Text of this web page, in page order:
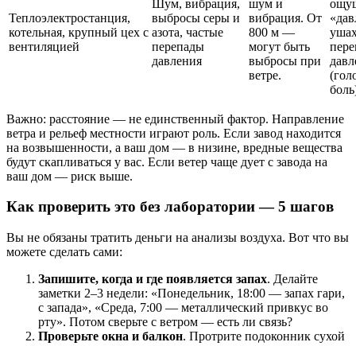
Теплоэлектростанция,
котельная, крупный цех с
вентиляцией
Шум, вибрация,
выбросы серы и
азота, частые
перепады
давления
шум и
вибрация. От
800 м —
могут быть
выбросы при
ветре.
Важно: расстояние — не единственный фактор. Направление
ветра и рельеф местности играют роль. Если завод находится
на возвышенности, а ваш дом — в низине, вредные вещества
будут скапливаться у вас. Если ветер чаще дует с завода на
ваш дом — риск выше.
Как проверить это без лаборатории — 5 шагов
Вы не обязаны тратить деньги на анализы воздуха. Вот что вы
можете сделать сами:
Запишите, когда и где появляется запах. Делайте
заметки 2–3 недели: «Понедельник, 18:00 — запах гари,
с запада», «Среда, 7:00 — металлический привкус во
рту». Потом сверьте с ветром — есть ли связь?
Проверьте окна и балкон. Протрите подоконник сухой